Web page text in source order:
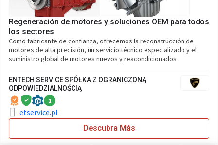
Regeneración de motores y soluciones OEM para todos
los sectores
Como fabricante de confianza, ofrecemos la reconstrucción de
motores de alta precisión, un servicio técnico especializado y el
suministro global de motores nuevos y reacondicionados
ENTECH SERVICE SPÓŁKA Z OGRANICZONĄ
ODPOWIEDZIALNOŚCIĄ
1
etservice.pl
Descubra Más